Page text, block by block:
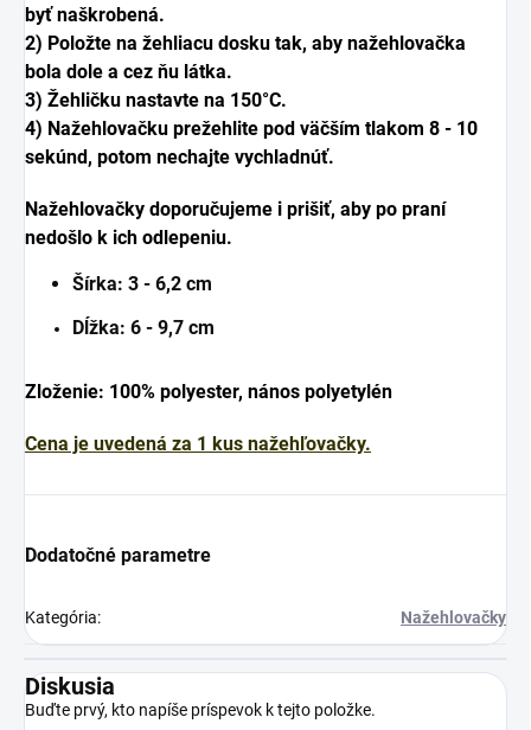
byť naškrobená.
2) Položte na žehliacu dosku tak, aby nažehlovačka
bola dole a cez ňu látka.
3) Žehličku nastavte na 150°C.
4) Nažehlovačku prežehlite pod väčším tlakom 8 - 10
sekúnd, potom nechajte vychladnúť.
Nažehlovačky doporučujeme i prišiť, aby po praní
nedošlo k ich odlepeniu.
Šírka: 3 - 6,2 cm
Dĺžka: 6 - 9,7 cm
Zloženie: 100% polyester, nános polyetylén
Cena je uvedená za 1 kus nažehľovačky.
Dodatočné parametre
Kategória: Nažehlovačky
Diskusia
Buďte prvý, kto napíše príspevok k tejto položke.